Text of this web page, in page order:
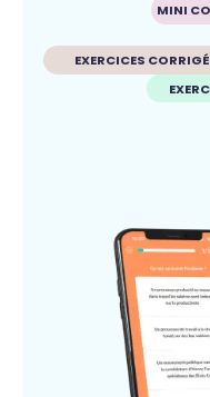
MINI
EXERCICES